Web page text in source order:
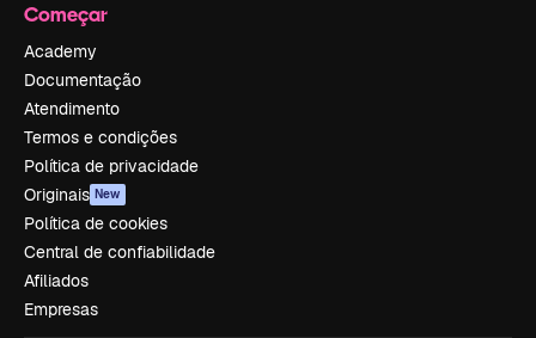
Começar
Academy
Documentação
Atendimento
Termos e condições
Política de privacidade
Originais New
Política de cookies
Central de confiabilidade
Afiliados
Empresas